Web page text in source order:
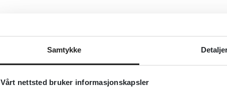
Samtykke
Vårt nettsted bruker informasjonskapsler